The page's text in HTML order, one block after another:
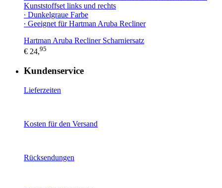
Kunststoffset links und rechts
∙ Dunkelgraue Farbe
∙ Geeignet für Hartman Aruba Recliner
Hartman Aruba Recliner Scharniersatz
€ 24,95
Kundenservice
Lieferzeiten
Kosten für den Versand
Rücksendungen